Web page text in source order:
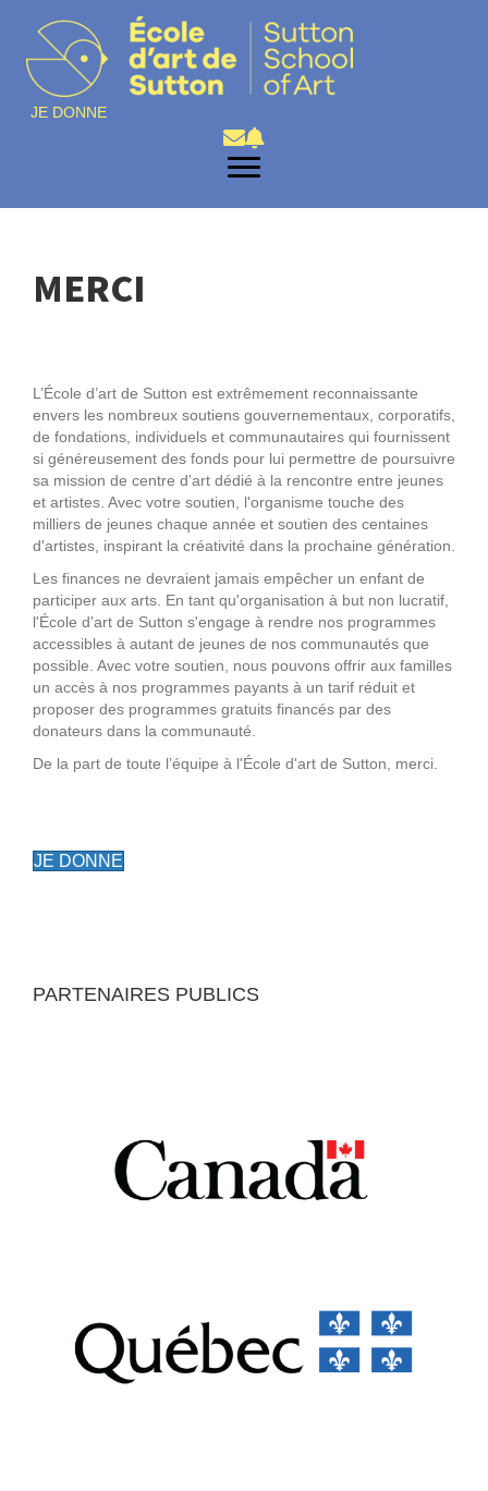
JE DONNE
MERCI
L’École d’art de Sutton est extrêmement reconnaissante
envers les nombreux soutiens gouvernementaux, corporatifs,
de fondations, individuels et communautaires qui fournissent
si généreusement des fonds pour lui permettre de poursuivre
sa mission de centre d’art dédié à la rencontre entre jeunes
et artistes. Avec votre soutien, l'organisme touche des
milliers de jeunes chaque année et soutien des centaines
d'artistes, inspirant la créativité dans la prochaine génération.
Les finances ne devraient jamais empêcher un enfant de
participer aux arts. En tant qu'organisation à but non lucratif,
l'École d'art de Sutton s'engage à rendre nos programmes
accessibles à autant de jeunes de nos communautés que
possible. Avec votre soutien, nous pouvons offrir aux familles
un accès à nos programmes payants à un tarif réduit et
proposer des programmes gratuits financés par des
donateurs dans la communauté.
De la part de toute l’équipe à l'École d'art de Sutton, merci.
JE DONNE
PARTENAIRES PUBLICS